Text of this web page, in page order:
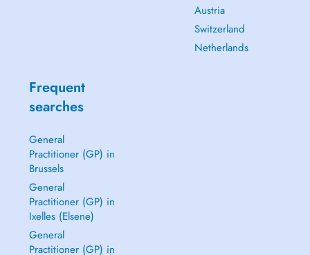
Austria
Switzerland
Netherlands
Frequent
searches
General
Practitioner (GP) in
Brussels
General
Practitioner (GP) in
Ixelles (Elsene)
General
Practitioner (GP) in